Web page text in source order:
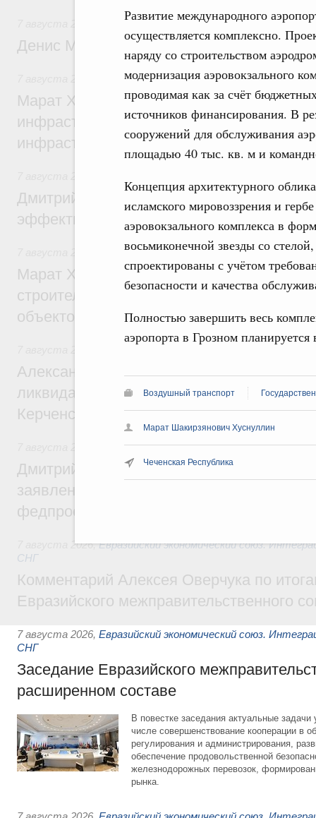
Развитие международного
осуществляется комплексно.
наряду со строительством
модернизация аэровокзального
проводимая как за счёт
источников финансирования. В
сооружений для обслуживания
площадью 40 тыс. кв. м и
Концепция архитектурного
исламского мировоззрения и
аэровокзального комплекса в
восьмиконечной звезды со
спроектированы с учётом
безопасности и качества
Полностью завершить весь
аэропорта в Грозном планируется
Воздушный транспорт
Марат Шакирзянович Хуснуллин
Чеченская Республика
Общие вопросы промышленной политики
Денис Мантуров посетил Ярославскую
Бюджеты субъектов Федерации.
Марат Хуснуллин: 15 объектов
инфраструктуры построили и обновили
инфраструктурным кредитам
Дмитрий Патрушев: Синхронизация
эффективность поддержки сельских
Экономика городов. Городская среда
Марат Хуснуллин: «Единый заказчик»
строительство и реконструкцию более
объектов
Александр Козлов провёл заседание
ликвидации последствий чрезвычайной
Керченском проливе
Среднее профессиональное образование
Дмитрий Чернышенко: Установлен
заявлений от абитуриентов колледжей и
федпроекта «Профессионалитет»
7 августа 2026,Евразийский экономический союз.
СНГ
Комментарий Алексея Оверчука по
Евразийского межправительственного
7 августа 2026, Евразийский экономический союз.
СНГ
Заседание Евразийского
расширенном составе
В повестке заседания актуальные задачи
числе совершенствование кооперации в
регулирования и администрирования,
обеспечение продовольственной
железнодорожных перевозок,
рынка.